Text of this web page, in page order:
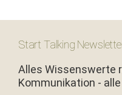
Start Talking
Alles Wissenswerte
Kommunikation -